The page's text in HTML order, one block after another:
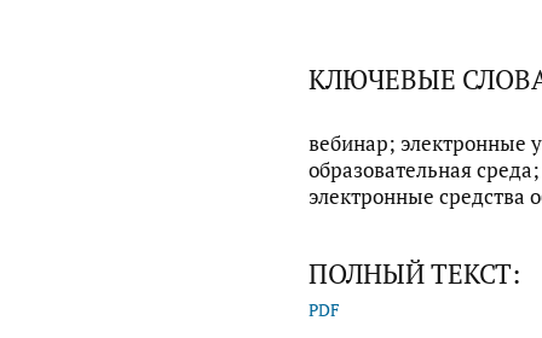
КЛЮЧЕВЫЕ
вебинар; электронные
образовательная
электронные средства
ПОЛНЫЙ ТЕКСТ:
PDF